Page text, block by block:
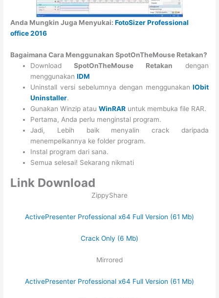
Anda Mungkin Juga Menyukai:FotoSizer Professional
office 2016
Bagaimana Cara Menggunakan SpotOnTheMouse Retakan?
Download SpotOnTheMouse Retakan dengan
menggunakanIDM
Uninstall versi sebelumnya dengan menggunakan IObit
Uninstaller.
Gunakan Winzip atauWinRAR untuk membuka file RAR.
Pertama, Anda perlu menginstal program.
Jadi, Lebih baik menyalin crack daripada
menempelkannya ke folder program.
Instal program dari sana.
Semua selesai! Sekarang nikmati
Link Download
ZippyShare
ActivePresenter Professional x64 Full Version (61 Mb)
Crack Only (6 Mb)
Mirrored
ActivePresenter Professional x64 Full Version (61 Mb)